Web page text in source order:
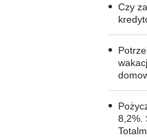
Czy
8,2%.